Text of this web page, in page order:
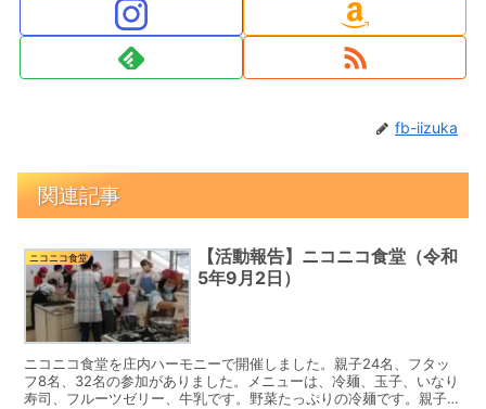
fb-iizuka
関連記事
ニコニコ食堂
【活動報告】ニコニコ食堂（令和
5年9月2日）
ニコニコ食堂を庄内ハーモニーで開催しました。親子24名、フタッ
フ8名、32名の参加がありました。メニューは、冷麺、玉子、いなり
寿司、フルーツゼリー、牛乳です。野菜たっぷりの冷麺です。親子さ